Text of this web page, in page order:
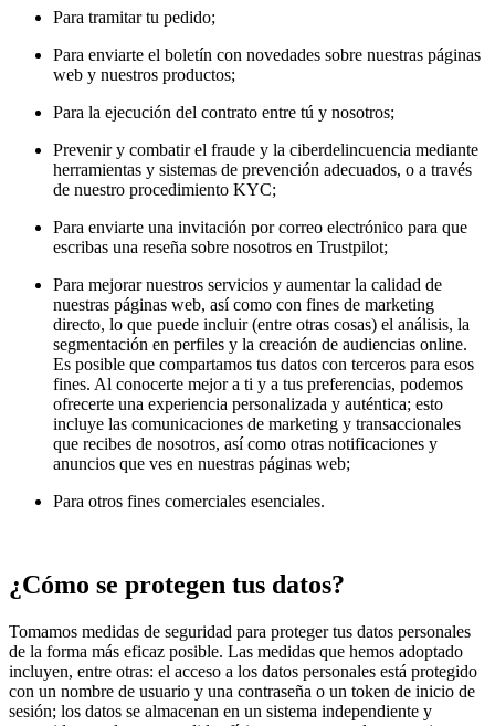
Para tramitar tu pedido;
Para enviarte el boletín con novedades sobre nuestras páginas
web y nuestros productos;
Para la ejecución del contrato entre tú y nosotros;
Prevenir y combatir el fraude y la ciberdelincuencia mediante
herramientas y sistemas de prevención adecuados, o a través
de nuestro procedimiento KYC;
Para enviarte una invitación por correo electrónico para que
escribas una reseña sobre nosotros en Trustpilot;
Para mejorar nuestros servicios y aumentar la calidad de
nuestras páginas web, así como con fines de marketing
directo, lo que puede incluir (entre otras cosas) el análisis, la
segmentación en perfiles y la creación de audiencias online.
Es posible que compartamos tus datos con terceros para esos
fines. Al conocerte mejor a ti y a tus preferencias, podemos
ofrecerte una experiencia personalizada y auténtica; esto
incluye las comunicaciones de marketing y transaccionales
que recibes de nosotros, así como otras notificaciones y
anuncios que ves en nuestras páginas web;
Para otros fines comerciales esenciales.
¿Cómo se protegen tus datos?
Tomamos medidas de seguridad para proteger tus datos personales
de la forma más eficaz posible. Las medidas que hemos adoptado
incluyen, entre otras: el acceso a los datos personales está protegido
con un nombre de usuario y una contraseña o un token de inicio de
sesión; los datos se almacenan en un sistema independiente y